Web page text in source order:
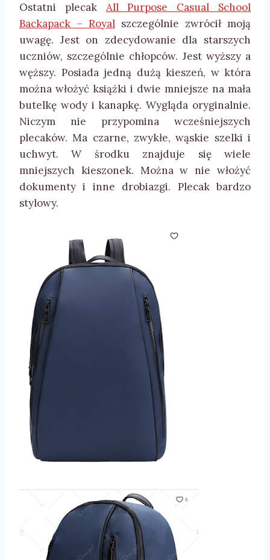
Ostatni plecak All Purpose Casual School
Backapack – Royal szczególnie zwrócił moją
uwagę. Jest on zdecydowanie dla starszych
uczniów, szczególnie chłopców. Jest wyższy a
węższy. Posiada jedną dużą kieszeń, w która
można włożyć książki i dwie mniejsze na mała
butelkę wody i kanapkę. Wygląda oryginalnie.
Niczym nie przypomina wcześniejszych
plecaków. Ma czarne, zwykłe, wąskie szelki i
uchwyt. W środku znajduje się wiele
mniejszych kieszonek. Można w nie włożyć
dokumenty i inne drobiazgi. Plecak bardzo
stylowy.